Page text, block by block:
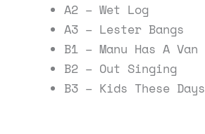
A2 – Wet Log
A3 – Lester Bangs
B1 – Manu Has A Van
B2 – Out Singing
B3 – Kids These Days